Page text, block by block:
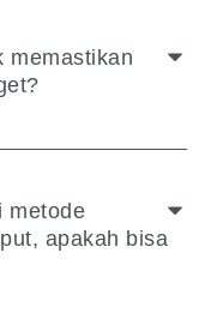
memastikan
metode
apakah bisa